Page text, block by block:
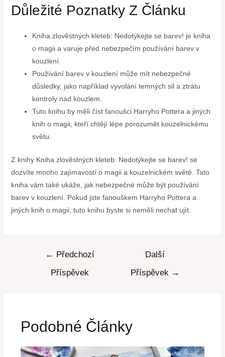
Důležité Poznatky Z Článku
Kniha zlověstných kleteb: Nedotýkejte se barev! je kniha
o magii a varuje před nebezpečím používání barev v
kouzlení.
Používání barev v kouzlení může mít nebezpečné
důsledky, jako například vyvolání temných sil a ztrátu
kontroly nad kouzlem.
Tuto knihu by měli číst fanoušci Harryho Pottera a jiných
knih o magii, kteří chtějí lépe porozumět kouzelnickému
světu.
Z knihy Kniha zlověstných kleteb: Nedotýkejte se barev! se
dozvíte mnoho zajímavostí o magii a kouzelnickém světě. Tato
kniha vám také ukáže, jak nebezpečné může být používání
barev v kouzlení. Pokud jste fanouškem Harryho Pottera a
jiných knih o magii, tuto knihu byste si neměli nechat ujít.
← Předchozí
Příspěvek
Další
Příspěvek →
Podobné Články